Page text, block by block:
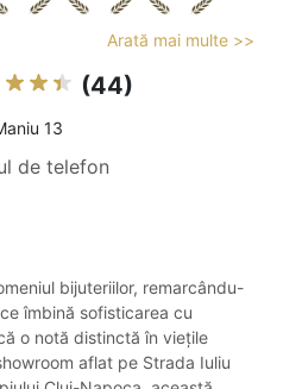
Arată mai multe >>
(44)
13
de telefon
bijuteriilor, remarcându-
îmbină sofisticarea cu
o notă distinctă în viețile
aflat pe Strada Iuliu